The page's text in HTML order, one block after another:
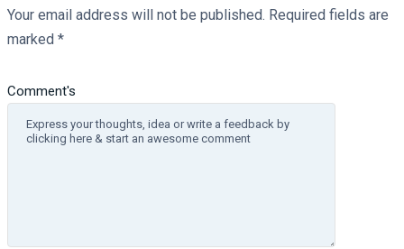
Your email address will not be published. Required fields are
marked *
Comment's